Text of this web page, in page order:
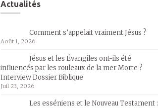
Actualités
Comment s’appelait vraiment Jésus ?
Août 1, 2026
Jésus et les Évangiles ont-ils été
influencés par les rouleaux de la mer Morte ?
Interview Dossier Biblique
Juil 23, 2026
Les esséniens et le Nouveau Testament :